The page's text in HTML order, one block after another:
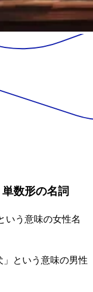
数形の名詞
いう意味の女性名
」という意味の男性